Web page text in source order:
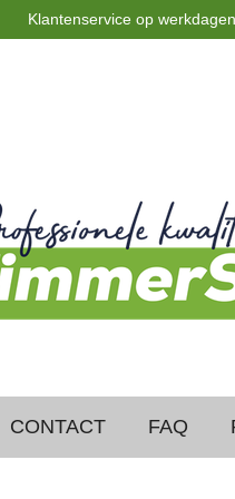
Klantenservice op
CONTACT FAQ